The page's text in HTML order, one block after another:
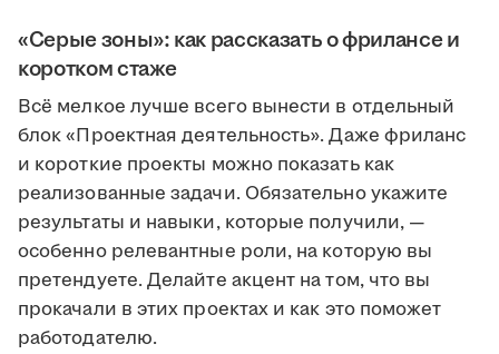
«Серые зоны»: как рассказать о фрилансе и
коротком стаже
Всё мелкое лучше всего вынести в отдельный
блок «Проектная деятельность». Даже фриланс
и короткие проекты можно показать как
реализованные задачи. Обязательно укажите
результаты и навыки, которые получили, —
особенно релевантные роли, на которую вы
претендуете. Делайте акцент на том, что вы
прокачали в этих проектах и как это поможет
работодателю.